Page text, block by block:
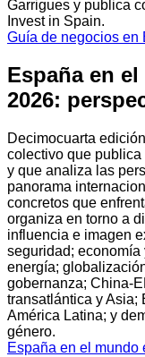
Garrigues y publica
Invest in Spain.
Guía de negocios en
España en
2026:
Decimocuarta
colectivo que
y que analiza las
panorama
concretos que
organiza en torno a
influencia e imagen
seguridad;
energía;
gobernanza; China-
transatlántica y Asia;
América Latina; y
género.
España en el mundo